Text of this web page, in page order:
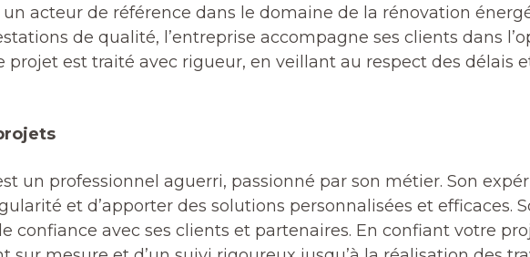
acteur de référence dans le domaine de la rénovation
de qualité, l’entreprise accompagne ses clients dans
est traité avec rigueur, en veillant au respect des délais
un professionnel aguerri, passionné par son métier. Son
et d’apporter des solutions personnalisées et efficaces.
avec ses clients et partenaires. En confiant votre